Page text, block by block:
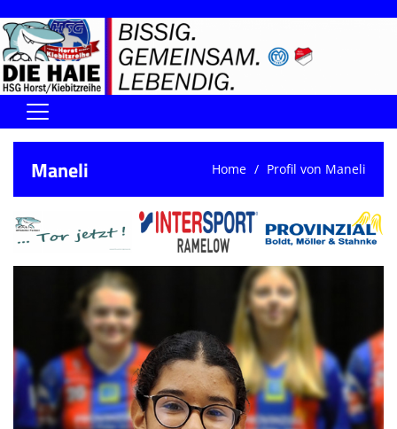
Home
Handball-Förderverein der Haie
UNSERE SPORTHALLEN
Training & Termine
DIENSTE (SR/KG/VK)
Die SpecialHaie
Maneli Home Profil von Maneli